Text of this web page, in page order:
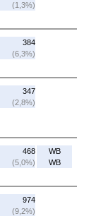
(1,3%)
384
(6,3%)
347
(2,8%)
468
(5,0%)
WB
WB
974
(9,2%)